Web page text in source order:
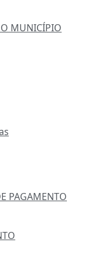
MUNICÍPIO
PAGAMENTO